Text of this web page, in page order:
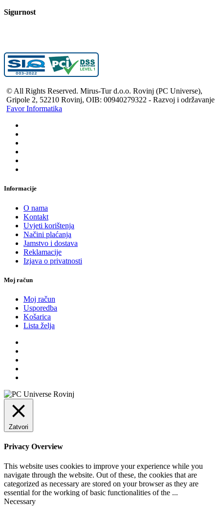
Sigurnost
© All Rights Reserved. Mirus-Tur d.o.o. Rovinj (PC Universe),
Gripole 2, 52210 Rovinj, OIB: 00940279322 - Razvoj i održavanje
Favor Informatika
Informacije
O nama
Kontakt
Uvjeti korištenja
Načini plaćanja
Jamstvo i dostava
Reklamacije
Izjava o privatnosti
Moj račun
Moj račun
Usporedba
Košarica
Lista želja
Zatvori
Privacy Overview
This website uses cookies to improve your experience while you
navigate through the website. Out of these, the cookies that are
categorized as necessary are stored on your browser as they are
essential for the working of basic functionalities of the ...
Necessary